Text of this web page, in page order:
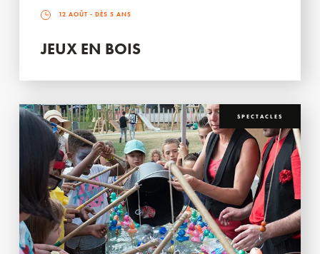
12 AOÛT - DÈS 5 ANS
JEUX EN BOIS
SPECTACLES